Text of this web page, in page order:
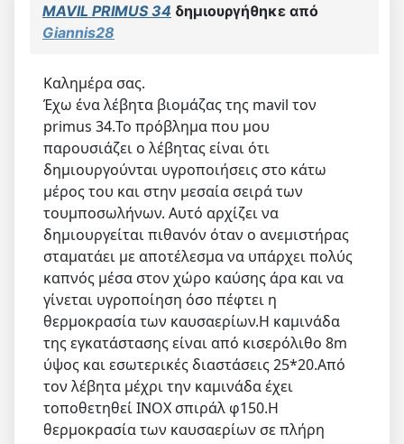
MAVIL PRIMUS 34 δημιουργήθηκε από
Giannis28
Καλημέρα σας.
Έχω ένα λέβητα βιομάζας της mavil τον
primus 34.Το πρόβλημα που μου
παρουσιάζει ο λέβητας είναι ότι
δημιουργούνται υγροποιήσεις στο κάτω
μέρος του και στην μεσαία σειρά των
τουμποσωλήνων. Αυτό αρχίζει να
δημιουργείται πιθανόν όταν ο ανεμιστήρας
σταματάει με αποτέλεσμα να υπάρχει πολύς
καπνός μέσα στον χώρο καύσης άρα και να
γίνεται υγροποίηση όσο πέφτει η
θερμοκρασία των καυσαερίων.Η καμινάδα
της εγκατάστασης είναι από κισερόλιθο 8m
ύψος και εσωτερικές διαστάσεις 25*20.Από
τον λέβητα μέχρι την καμινάδα έχει
τοποθετηθεί ΙΝΟΧ σπιράλ φ150.Η
θερμοκρασία των καυσαερίων σε πλήρη